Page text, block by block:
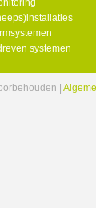
systemen
|